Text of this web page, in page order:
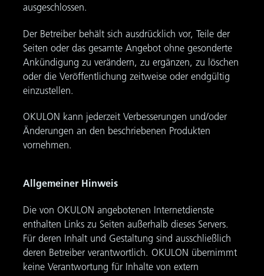
ausgeschlossen.
Der Betreiber behält sich ausdrücklich vor, Teile der
Seiten oder das gesamte Angebot ohne gesonderte
Ankündigung zu verändern, zu ergänzen, zu löschen
oder die Veröffentlichung zeitweise oder endgültig
einzustellen.
OKULON kann jederzeit Verbesserungen und/oder
Änderungen an den beschriebenen Produkten
vornehmen.
Allgemeiner Hinweis
Die von OKULON angebotenen Internetdienste
enthalten Links zu Seiten außerhalb dieses Servers.
Für deren Inhalt und Gestaltung sind ausschließlich
deren Betreiber verantwortlich. OKULON übernimmt
keine Verantwortung für Inhalte von extern